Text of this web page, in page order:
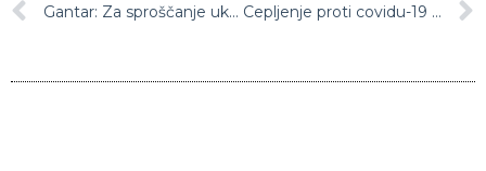
Gantar: Za sproščanje ukrepov bo zadostoval en dosežen pogoj – ali sedemdnevno povprečje okuženih ali pa število hospitaliziranih Cepljenje proti covidu-19 bo brezplačno za vse, najprej v domovih za starejše in zdravstvu